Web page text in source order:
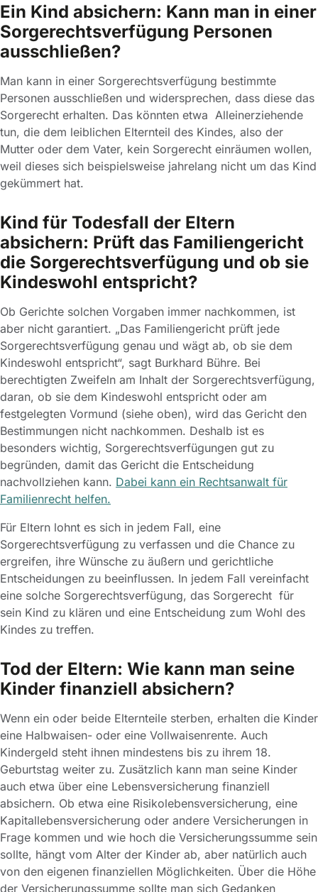
Ein Kind absichern: Kann man in einer
Sorgerechtsverfügung Personen
ausschließen?
Man kann in einer Sorgerechtsverfügung bestimmte
Personen ausschließen und widersprechen, dass diese das
Sorgerecht erhalten. Das könnten etwa Alleinerziehende
tun, die dem leiblichen Elternteil des Kindes, also der
Mutter oder dem Vater, kein Sorgerecht einräumen wollen,
weil dieses sich beispielsweise jahrelang nicht um das Kind
gekümmert hat.
Kind für Todesfall der Eltern
absichern: Prüft das Familiengericht
die Sorgerechtsverfügung und ob sie
Kindeswohl entspricht?
Ob Gerichte solchen Vorgaben immer nachkommen, ist
aber nicht garantiert. „Das Familiengericht prüft jede
Sorgerechtsverfügung genau und wägt ab, ob sie dem
Kindeswohl entspricht“, sagt Burkhard Bühre. Bei
berechtigten Zweifeln am Inhalt der Sorgerechtsverfügung,
daran, ob sie dem Kindeswohl entspricht oder am
festgelegten Vormund (siehe oben), wird das Gericht den
Bestimmungen nicht nachkommen. Deshalb ist es
besonders wichtig, Sorgerechtsverfügungen gut zu
begründen, damit das Gericht die Entscheidung
nachvollziehen kann. Dabei kann ein Rechtsanwalt für
Familienrecht helfen.
Für Eltern lohnt es sich in jedem Fall, eine
Sorgerechtsverfügung zu verfassen und die Chance zu
ergreifen, ihre Wünsche zu äußern und gerichtliche
Entscheidungen zu beeinflussen. In jedem Fall vereinfacht
eine solche Sorgerechtsverfügung, das Sorgerecht für
sein Kind zu klären und eine Entscheidung zum Wohl des
Kindes zu treffen.
Tod der Eltern: Wie kann man seine
Kinder finanziell absichern?
Wenn ein oder beide Elternteile sterben, erhalten die Kinder
eine Halbwaisen- oder eine Vollwaisenrente. Auch
Kindergeld steht ihnen mindestens bis zu ihrem 18.
Geburtstag weiter zu. Zusätzlich kann man seine Kinder
auch etwa über eine Lebensversicherung finanziell
absichern. Ob etwa eine Risikolebensversicherung, eine
Kapitallebensversicherung oder andere Versicherungen in
Frage kommen und wie hoch die Versicherungssumme sein
sollte, hängt vom Alter der Kinder ab, aber natürlich auch
von den eigenen finanziellen Möglichkeiten. Über die Höhe
der Versicherungssumme sollte man sich Gedanken